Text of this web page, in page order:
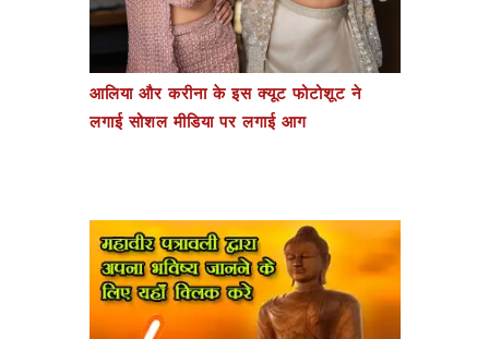
आलिया और करीना के इस क्यूट फोटोशूट ने
लगाई सोशल मीडिया पर लगाई आग